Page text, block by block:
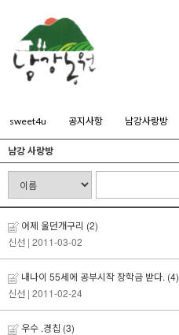
sweet4u 공지사항 남강사랑방
남강 사랑방
어제 울던개구리 (2)
신선 | 2011-03-02
내나이 55세에 공부시작 장학금 받다. (4)
신선 | 2011-02-24
우수 .경칩 (3)